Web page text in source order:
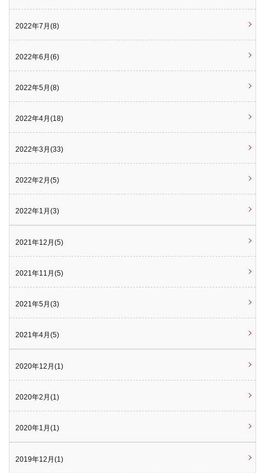
2022年7月(8)
2022年6月(6)
2022年5月(8)
2022年4月(18)
2022年3月(33)
2022年2月(5)
2022年1月(3)
2021年12月(5)
2021年11月(5)
2021年5月(3)
2021年4月(5)
2020年12月(1)
2020年2月(1)
2020年1月(1)
2019年12月(1)